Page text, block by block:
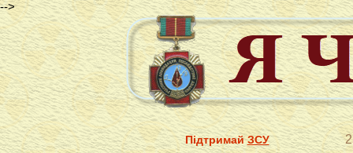
-->
ПідтримайЗСУ